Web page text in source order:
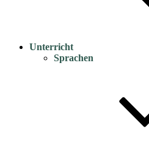
Unterricht
Sprachen